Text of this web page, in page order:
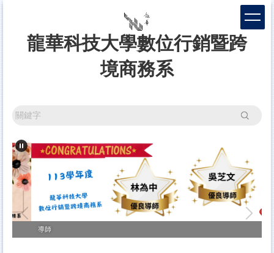
龍華科技大學數位行銷暨跨
境商務系
搜尋